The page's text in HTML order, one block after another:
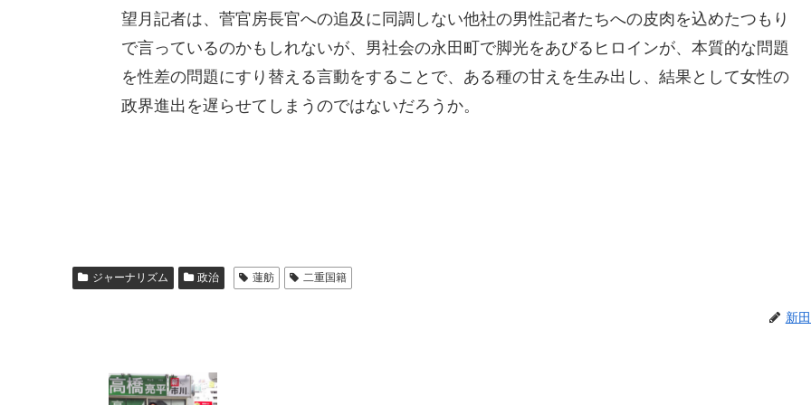
望月記者は、菅官房長官への追及に同調しない他社の男性記者たちへの皮肉を込めたつもり
で言っているのかもしれないが、男社会の永田町で脚光をあびるヒロインが、本質的な問題
を性差の問題にすり替える言動をすることで、ある種の甘えを生み出し、結果として女性の
政界進出を遅らせてしまうのではないだろうか。
ジャーナリズム 政治 蓮舫 二重国籍
新